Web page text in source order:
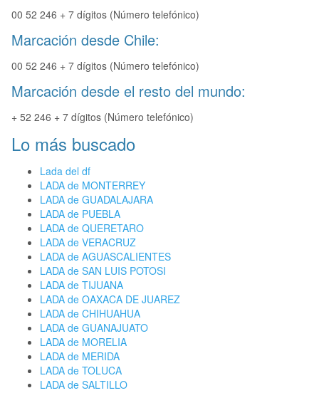
00 52 246 + 7 dígitos (Número telefónico)
Marcación desde Chile:
00 52 246 + 7 dígitos (Número telefónico)
Marcación desde el resto del mundo:
+ 52 246 + 7 dígitos (Número telefónico)
Lo más buscado
Lada del df
LADA de MONTERREY
LADA de GUADALAJARA
LADA de PUEBLA
LADA de QUERETARO
LADA de VERACRUZ
LADA de AGUASCALIENTES
LADA de SAN LUIS POTOSI
LADA de TIJUANA
LADA de OAXACA DE JUAREZ
LADA de CHIHUAHUA
LADA de GUANAJUATO
LADA de MORELIA
LADA de MERIDA
LADA de TOLUCA
LADA de SALTILLO